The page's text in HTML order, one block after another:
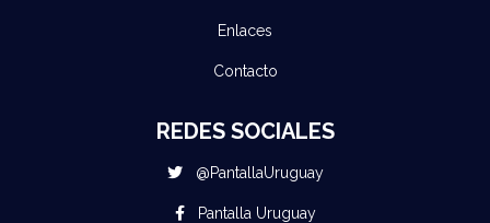
Enlaces
Contacto
REDES SOCIALES
@PantallaUruguay
Pantalla Uruguay